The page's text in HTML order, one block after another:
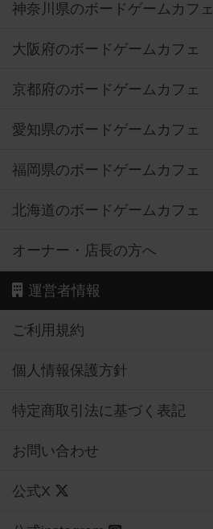
神奈川県のボードゲームカフェ
大阪府のボードゲームカフェ
京都府のボードゲームカフェ
愛知県のボードゲームカフェ
福岡県のボードゲームカフェ
北海道のボードゲームカフェ
オーナー・店長の方へ
運営者情報
ご利用規約
個人情報保護方針
特定商取引法に基づく表記
お問い合わせ
公式X